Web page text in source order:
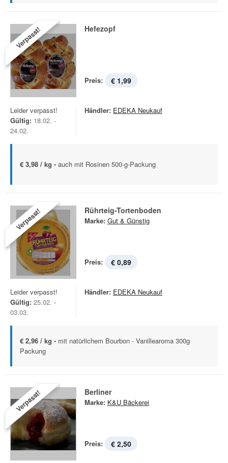
Verpasst! Hefezopf
Preis: € 1,99
Leider verpasst!
Gültig: 18.02. -
24.02.
Händler: EDEKA Neukauf
€ 3,98 / kg - auch mit Rosinen 500-g-Packung
Verpasst! Rührteig-Tortenboden
Marke: Gut & Günstig
Preis: € 0,89
Leider verpasst!
Gültig: 25.02. -
03.03.
Händler: EDEKA Neukauf
€ 2,96 / kg - mit natürlichem Bourbon - Vanillearoma 300g
Packung
Verpasst! Berliner
Marke: K&U Bäckerei
Preis: € 2,50